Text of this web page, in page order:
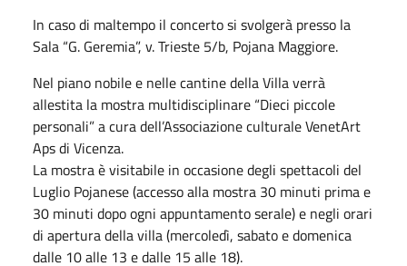
In caso di maltempo il concerto si svolgerà presso la
Sala “G. Geremia”, v. Trieste 5/b, Pojana Maggiore.
Nel piano nobile e nelle cantine della Villa verrà
allestita la mostra multidisciplinare “Dieci piccole
personali” a cura dell’Associazione culturale VenetArt
Aps di Vicenza.
La mostra è visitabile in occasione degli spettacoli del
Luglio Pojanese (accesso alla mostra 30 minuti prima e
30 minuti dopo ogni appuntamento serale) e negli orari
di apertura della villa (mercoledì, sabato e domenica
dalle 10 alle 13 e dalle 15 alle 18).